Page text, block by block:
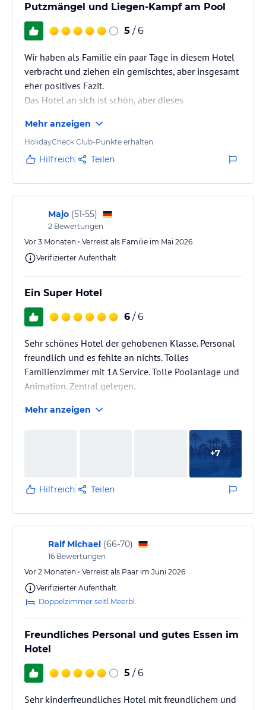
Putzmängel und Liegen-Kampf am Pool
5 / 6
Wir haben als Familie ein paar Tage in diesem Hotel
verbracht und ziehen ein gemischtes, aber insgesamt
eher positives Fazit.
Das Hotel an sich ist schön, aber dieses
Hotel ) direkt an der Liege und beim Essen ist ein
absolutes No-Go. Man fühlt sich nicht mehr wie ein
Gast, sondern wie eine laufende Geldbörse. Wer Ruhe
sich darauf einstellen
Mehr anzeigen
HolidayCheck Club-Punkte erhalten
Hilfreich Teilen
Majo (51-55)
2 Bewertungen
Vor 3 Monaten • Verreist als Familie im Mai 2026
Verifizierter Aufenthalt
Ein Super Hotel
6 / 6
Sehr schönes Hotel der gehobenen Klasse. Personal
freundlich und es fehlte an nichts. Tolles
Familienzimmer mit 1A Service. Tolle Poolanlage und
Animation. Zentral gelegen.
Mehr anzeigen
+7
Hilfreich Teilen
Ralf Michael (66-70)
16 Bewertungen
Vor 2 Monaten • Verreist als Paar im Juni 2026
Verifizierter Aufenthalt
Doppelzimmer seitl.Meerbl.
Freundliches Personal und gutes Essen im
Hotel
5 / 6
Sehr kinderfreundliches Hotel mit freundlichem und